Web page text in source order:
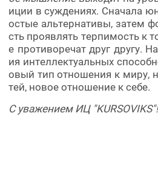
иции в суждениях. Сначала
остые альтернативы, затем
сть проявлять терпимость к
е противоречат друг другу.
ия интеллектуальных
овый тип отношения к миру,
тей, новое отношение к себе.
С уважением ИЦ "KURSOVIKS"!